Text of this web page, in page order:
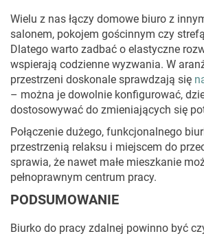
Wielu z nas łączy domowe biuro z
salonem, pokojem gościnnym czy
Dlatego warto zadbać o elastyczne
wspierają codzienne wyzwania. W
przestrzeni doskonale sprawdzają się
– można je dowolnie konfigurować,
dostosowywać do zmieniających się
Połączenie dużego, funkcjonalnego
przestrzenią relaksu i miejscem do
sprawia, że nawet małe mieszkanie
pełnoprawnym centrum pracy.
PODSUMOWANIE
Biurko do pracy zdalnej powinno być